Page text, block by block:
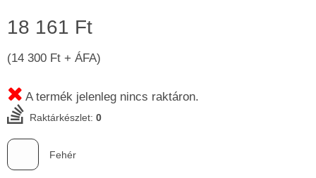
18 161 Ft
(14 300 Ft + ÁFA)
A termék jelenleg nincs raktáron.
Raktárkészlet: 0
Fehér